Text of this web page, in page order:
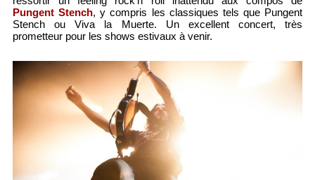
Pungent Stench, y compris les classiques tels que Pungent
Stench ou Viva la Muerte. Un excellent concert, très
prometteur pour les shows estivaux à venir.